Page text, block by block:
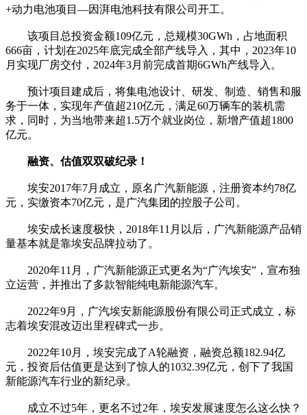
+动力电池项目—因湃电池科技有限公司开工。
该项目总投资金额109亿元，总规模30GWh，占地面积
666亩，计划在2025年底完成全部产线导入，其中，2023年10
月实现厂房交付，2024年3月前完成首期6GWh产线导入。
预计项目建成后，将集电池设计、研发、制造、销售和服
务于一体，实现年产值超210亿元，满足60万辆车的装机需
求，同时，为当地带来超1.5万个就业岗位，新增产值超1800
亿元。
融资、估值双双破纪录！
埃安2017年7月成立，原名广汽新能源，注册资本约78亿
元，实缴资本70亿元，是广汽集团的控股子公司。
埃安成长速度极快，2018年11月以后，广汽新能源产品销
量基本就是靠埃安品牌拉动了。
2020年11月，广汽新能源正式更名为“广汽埃安”，宣布独
立运营，并推出了多款智能纯电新能源汽车。
2022年9月，广汽埃安新能源股份有限公司正式成立，标
志着埃安混改迈出里程碑式一步。
2022年10月，埃安完成了A轮融资，融资总额182.94亿
元，投资后估值更是达到了惊人的1032.39亿元，创下了我国
新能源汽车行业的新纪录。
成立不过5年，更名不过2年，埃安发展速度怎么这么快？